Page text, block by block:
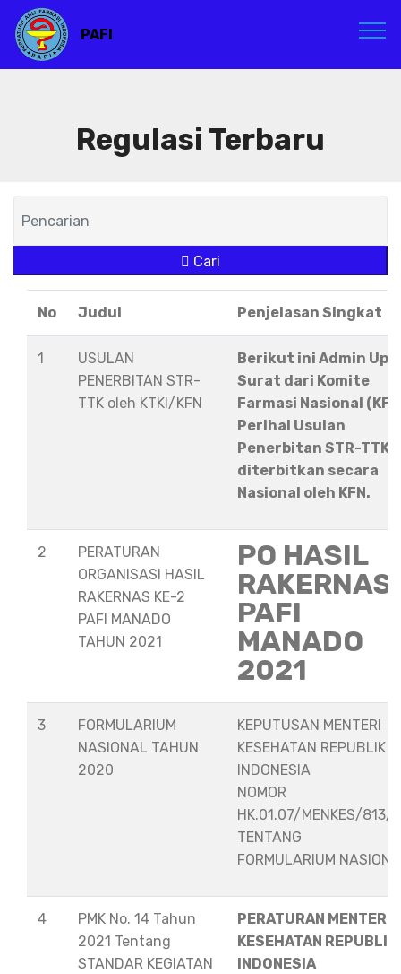
PAFI
Regulasi Terbaru
Cari
No Judul Penjelasan Singkat
1
USULAN
PENERBITAN STR-
TTK oleh KTKI/KFN
Berikut ini Admin
Surat dari Komite
Farmasi Nasional
Perihal Usulan
Penerbitan STR-TTK
diterbitkan secara
Nasional oleh KFN.
2
PERATURAN
ORGANISASI HASIL
RAKERNAS KE-2
PAFI MANADO
TAHUN 2021
PO HASIL
RAKERNAS
PAFI
MANADO
2021
3
FORMULARIUM
NASIONAL TAHUN
2020
KEPUTUSAN MENTERI
KESEHATAN REPUBLIK
INDONESIA
NOMOR
HK.01.07/MENKES/813/
TENTANG
FORMULARIUM
4
PMK No. 14 Tahun
2021 Tentang
STANDAR KEGIATAN
PERATURAN MENTERI
KESEHATAN REPUBLIK
INDONESIA